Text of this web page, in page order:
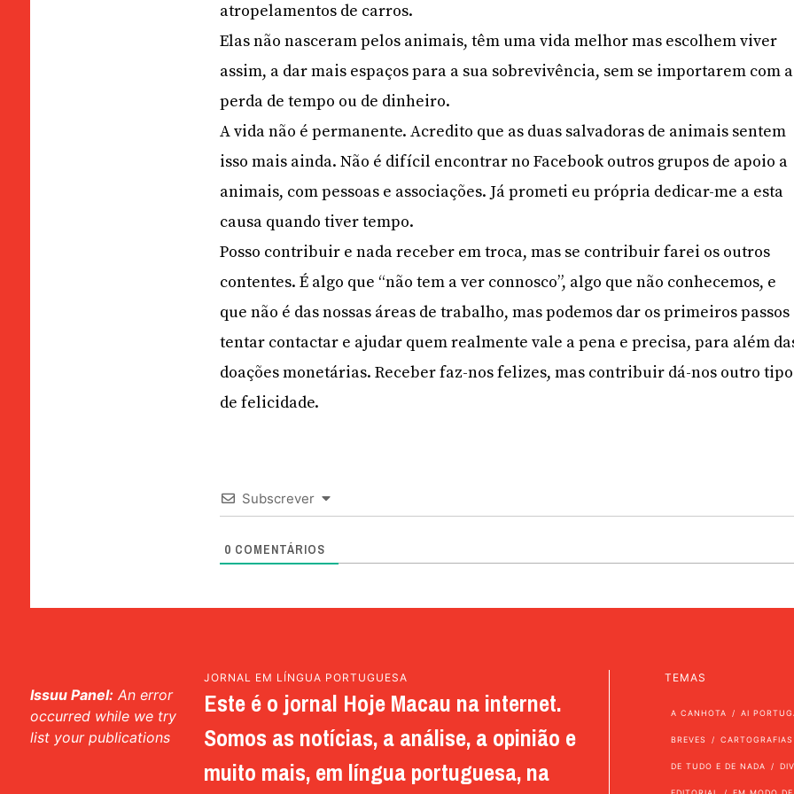
atropelamentos de carros.
Elas não nasceram pelos animais, têm uma vida melhor mas escolhem viver
assim, a dar mais espaços para a sua sobrevivência, sem se importarem com a
perda de tempo ou de dinheiro.
A vida não é permanente. Acredito que as duas salvadoras de animais sentem
isso mais ainda. Não é difícil encontrar no Facebook outros grupos de apoio a
animais, com pessoas e associações. Já prometi eu própria dedicar-me a esta
causa quando tiver tempo.
Posso contribuir e nada receber em troca, mas se contribuir farei os outros
contentes. É algo que “não tem a ver connosco”, algo que não conhecemos, e
que não é das nossas áreas de trabalho, mas podemos dar os primeiros passos
tentar contactar e ajudar quem realmente vale a pena e precisa, para além
doações monetárias. Receber faz-nos felizes, mas contribuir dá-nos outro tipo
de felicidade.
Subscrever
0 COMENTÁRIOS
Issuu Panel: An error
occurred while we try
list your publications
JORNAL EM LÍNGUA PORTUGUESA
Este é o jornal Hoje Macau na internet.
Somos as notícias, a análise, a opinião e
muito mais, em língua portuguesa, na
TEMAS
A CANHOTA AI
BREVES CARTOGRAFIAS
DE TUDO E DE NADA